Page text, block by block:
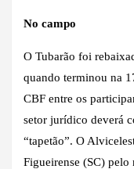
No campo
O Tubarão foi
quando terminou na
CBF entre os
setor jurídico deverá
“tapetão”. O
Figueirense (SC)